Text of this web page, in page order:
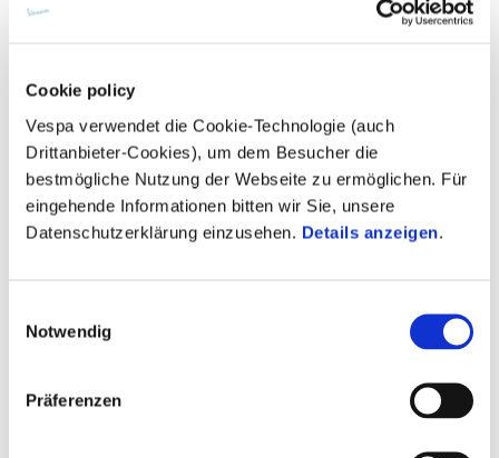
Cookie policy
Vespa verwendet die Cookie-Technologie (auch
Drittanbieter-Cookies), um dem Besucher die
bestmögliche Nutzung der Webseite zu ermöglichen. Für
eingehende Informationen bitten wir Sie, unsere
Datenschutzerklärung einzusehen. Details anzeigen.
Notwendig
Präferenzen
Vespa Primavera 125 RED Euro 5+